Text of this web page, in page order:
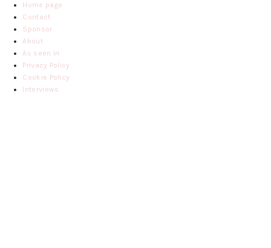
Home page
Contact
Sponsor
About
As seen in
Privacy Policy
Cookie Policy
Interviews